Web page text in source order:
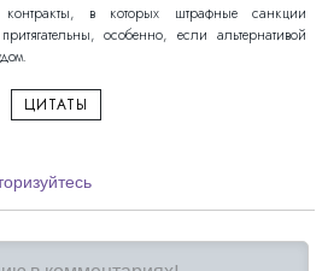
в которых штрафные санкции
особенно, если альтернативой
ЦИТАТЫ